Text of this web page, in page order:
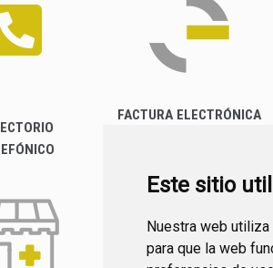
Este sitio
Nuestra web
para que la web
FACTURA ELECTRÓNICA